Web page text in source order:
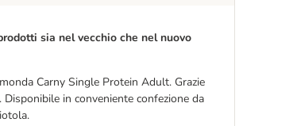
sia nel vecchio che nel nuovo
Carny Single Protein Adult. Grazie
in conveniente confezione da